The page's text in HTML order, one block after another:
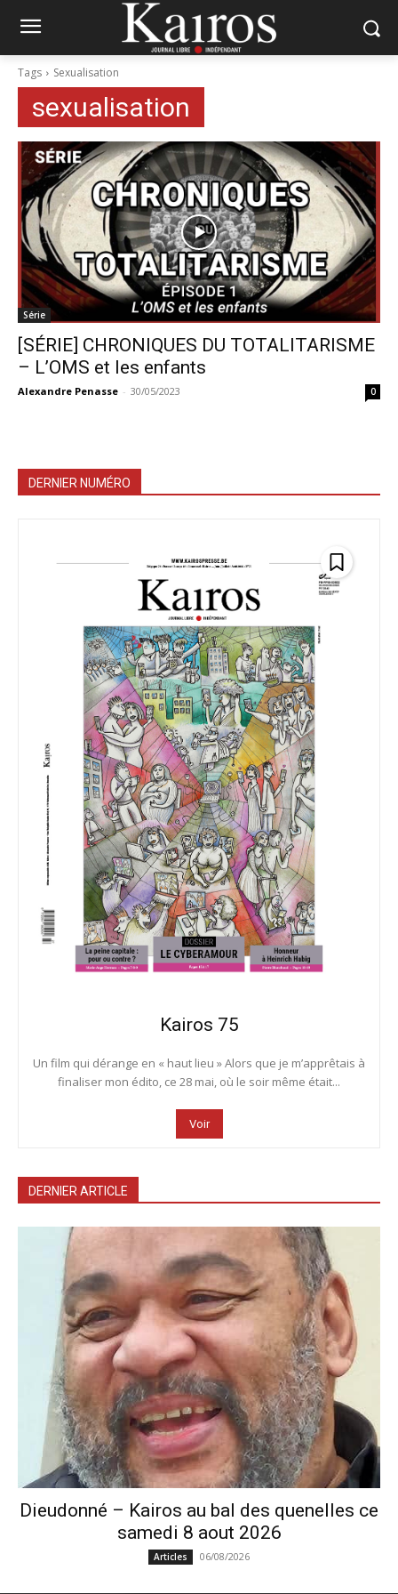
Tags Sexualisation
sexualisation
Série
[SÉRIE] CHRONIQUES DU TOTALITARISME
– L’OMS et les enfants
Alexandre Penasse - 30/05/2023 0
DERNIER NUMÉRO
Kairos 75
Un film qui dérange en « haut lieu » Alors que je m’apprêtais à
finaliser mon édito, ce 28 mai, où le soir même était...
Voir
DERNIER ARTICLE
Dieudonné – Kairos au bal des quenelles ce
samedi 8 aout 2026
Articles 06/08/2026